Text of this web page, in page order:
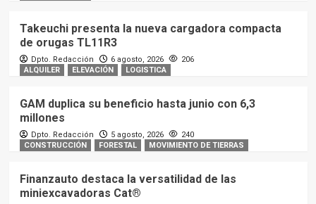
Takeuchi presenta la nueva cargadora compacta
de orugas TL11R3
Dpto. Redacción 6 agosto, 2026
206
ALQUILER
ELEVACIÓN LOGISTICA
GAM duplica su beneficio hasta junio con 6,3
millones
Dpto. Redacción 5 agosto, 2026
240
CONSTRUCCIÓN
FORESTAL MOVIMIENTO DE TIERRAS
Finanzauto destaca la versatilidad de las
miniexcavadoras Cat®